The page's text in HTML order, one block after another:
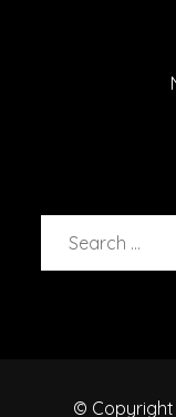
© Copyright